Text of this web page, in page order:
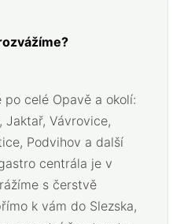
po celé Opavě a okolí:
Jaktař, Vávrovice,
Podvihov a další
centrála je v
s čerstvě
k vám do Slezska,